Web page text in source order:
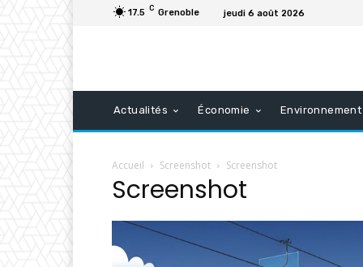
17.5 C Grenoble jeudi 6 août 2026
Actualités Économie Environnement
Accueil Screenshot Screenshot
Screenshot